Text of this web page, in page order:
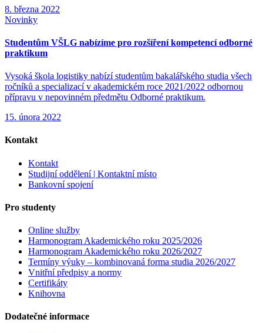
8. března 2022
Novinky
Studentům VŠLG nabízíme pro rozšíření kompetencí odborné
praktikum
Vysoká škola logistiky nabízí studentům bakalářského studia všech
ročníků a specializací v akademickém roce 2021/2022 odbornou
přípravu v nepovinném předmětu Odborné praktikum.
15. února 2022
Kontakt
Kontakt
Studijní oddělení | Kontaktní místo
Bankovní spojení
Pro studenty
Online služby
Harmonogram Akademického roku 2025/2026
Harmonogram Akademického roku 2026/2027
Termíny výuky – kombinovaná forma studia 2026/2027
Vnitřní předpisy a normy
Certifikáty
Knihovna
Dodatečné informace